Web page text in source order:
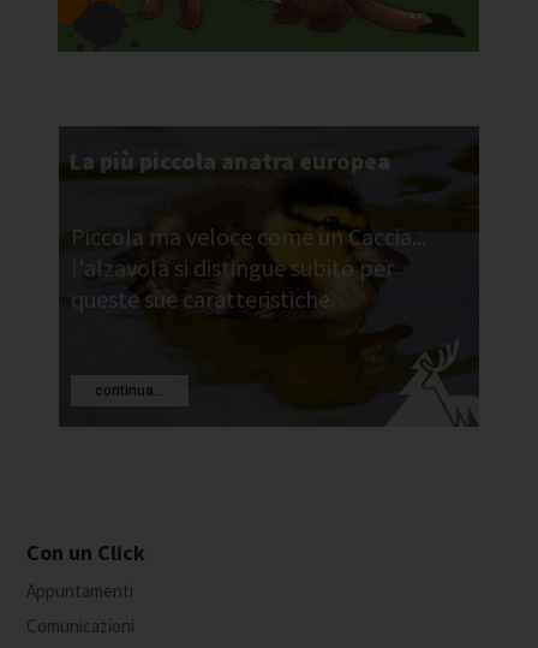
La più piccola anatra europea
Piccola ma veloce come un Caccia...
l'alzavola si distingue subito per
queste sue caratteristiche.
continua...
Con un Click
Appuntamenti
Comunicazioni